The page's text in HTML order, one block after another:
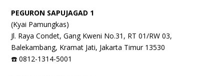
PEGURON SAPUJAGAD 1
(Kyai Pamungkas)
Jl. Raya Condet, Gang Kweni No.31, RT 01/RW 03,
Balekambang, Kramat Jati, Jakarta Timur 13530
☎️ 0812-1314-5001